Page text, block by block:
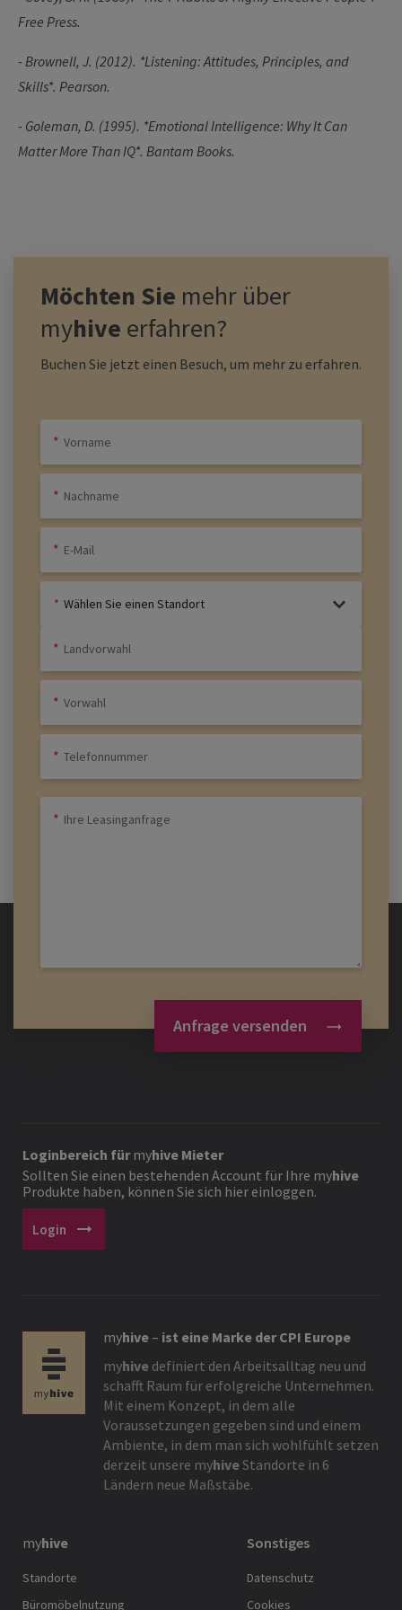
Free Press.
- Brownell, J. (2012). *Listening: Attitudes, Principles, and
Skills*. Pearson.
- Goleman, D. (1995). *Emotional Intelligence: Why It Can
Matter More Than IQ*. Bantam Books.
Möchten Sie mehr über
myhive erfahren?
Buchen Sie jetzt einen Besuch, um mehr zu erfahren.
Wählen Sie einen Standort
Anfrage versenden
Loginbereich fürmyhive Mieter
Sollten Sie einen bestehenden Account für Ihre myhive
Produkte haben, können Sie sich hier einloggen.
Login arrow_right_alt
myhive– ist eine Marke der CPI Europe
myhive definiert den Arbeitsalltag neu und
schafft Raum für erfolgreiche Unternehmen.
Mit einem Konzept, in dem alle
Voraussetzungen gegeben sind und einem
Ambiente, in dem man sich wohlfühlt setzen
derzeit unsere myhiveStandorte in 6
Ländern neue Maßstäbe.
myhive
Standorte
Büromöbelnutzung
Sonstiges
Datenschutz
Cookies